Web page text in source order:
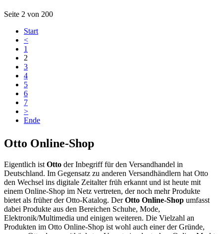
Seite 2 von 200
Start
<
1
2
3
4
5
6
7
>
Ende
Otto Online-Shop
Eigentlich ist Otto der Inbegriff für den Versandhandel in
Deutschland. Im Gegensatz zu anderen Versandhändlern hat Otto
den Wechsel ins digitale Zeitalter früh erkannt und ist heute mit
einem Online-Shop im Netz vertreten, der noch mehr Produkte
bietet als früher der Otto-Katalog. DerOtto Online-Shop umfasst
dabei Produkte aus den Bereichen Schuhe, Mode,
Elektronik/Multimedia und einigen weiteren. Die Vielzahl an
Produkten im Otto Online-Shop ist wohl auch einer der Gründe,